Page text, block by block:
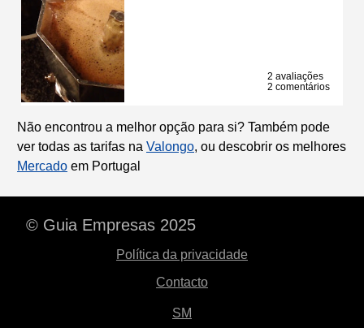
2 avaliações
2 comentários
Não encontrou a melhor opção para si? Também pode
ver todas as tarifas na Valongo, ou descobrir os melhores
Mercado em Portugal
© Guia Empresas 2025
Política da privacidade
Contacto
SM